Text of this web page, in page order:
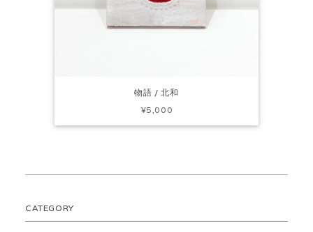
物語 / 北和
¥5,000
CATEGORY